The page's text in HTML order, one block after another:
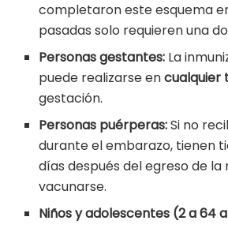
completaron este esquema
pasadas solo requieren una
Personas gestantes: La
puede realizarse encualquier
gestación.
Personas puérperas:Si no
durante el embarazo, tienen
días después del egreso de
vacunarse.
Niños y adolescentes (2 a 64